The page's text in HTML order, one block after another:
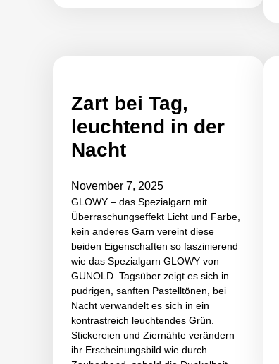
Zart bei Tag,
leuchtend in der
Nacht
November 7, 2025
GLOWY – das Spezialgarn mit
Überraschungseffekt Licht und Farbe,
kein anderes Garn vereint diese
beiden Eigenschaften so faszinierend
wie das Spezialgarn GLOWY von
GUNOLD. Tagsüber zeigt es sich in
pudrigen, sanften Pastelltönen, bei
Nacht verwandelt es sich in ein
kontrastreich leuchtendes Grün.
Stickereien und Ziernähte verändern
ihr Erscheinungsbild wie durch